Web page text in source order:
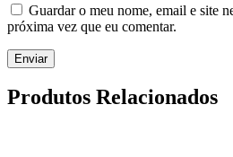
Guardar o meu nome, email e site
próxima vez que eu comentar.
Enviar
Produtos Relacionados